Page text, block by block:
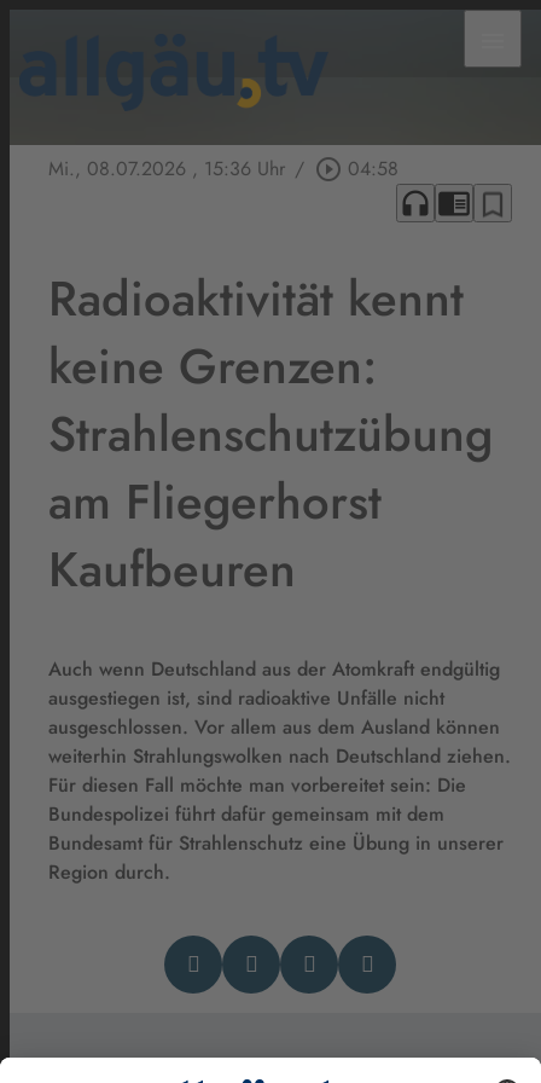
Mi., 08.07.2026 , 15:36 Uhr / play_circle_outline 04:58
headphones chrome_reader_mode bookmark_border
Radioaktivität kennt
keine Grenzen:
Strahlenschutzübung
am Fliegerhorst
Kaufbeuren
Auch wenn Deutschland aus der Atomkraft endgültig
ausgestiegen ist, sind radioaktive Unfälle nicht
ausgeschlossen. Vor allem aus dem Ausland können
weiterhin Strahlungswolken nach Deutschland ziehen.
Für diesen Fall möchte man vorbereitet sein: Die
Bundespolizei führt dafür gemeinsam mit dem
Bundesamt für Strahlenschutz eine Übung in unserer
Region durch.